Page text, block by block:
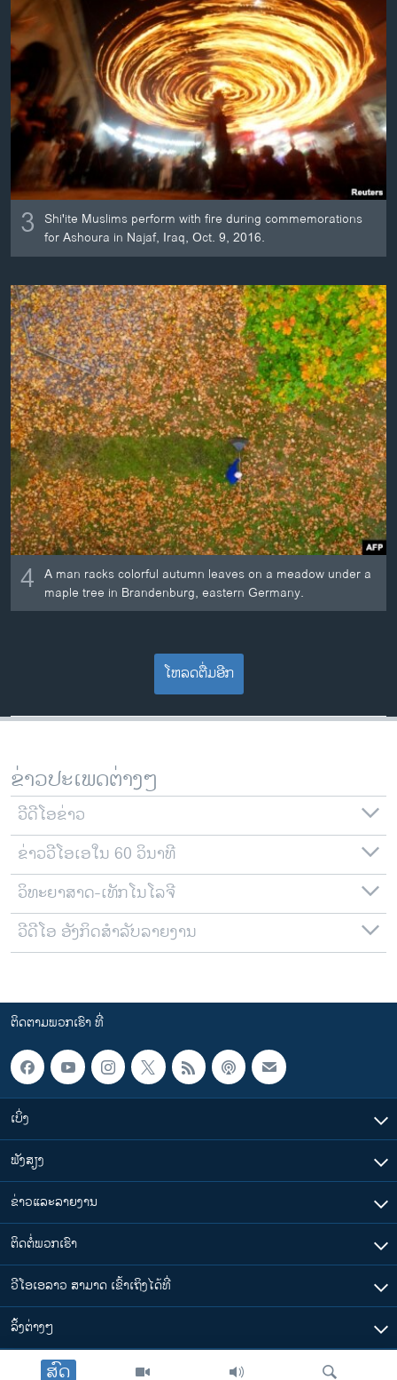
ສົດ
3 Shi'ite Muslims perform with fire during commemorations
for Ashoura in Najaf, Iraq, Oct. 9, 2016.
4 A man racks colorful autumn leaves on a meadow under a
maple tree in Brandenburg, eastern Germany.
ໂຫລດຕື່ມອີກ
ຂ່າວປະເພດຕ່າງໆ
ວີດີໂອຂ່າວ
ຂ່າວວີໂອເອໃນ 60 ວິນາທີ
ວິທະຍາສາດ-ເທັກໂນໂລຈີ
ວີດີໂອ ອັງກິດສຳລັບລາຍງານ
ຕິດຕາມພວກເຮົາ ທີ່
ເບິ່ງ
ຟັງສຽງ
ຂ່າວແລະລາຍງານ
ຕິດຕໍ່ພວກເຮົາ
ວີໂອເອລາວ ສາມາດ ເຂົ້າເຖິງໄດ້ທີ່
​ລິ້ງ​ຕ່າງໆ
ຕາມເວລາໃນລາວ